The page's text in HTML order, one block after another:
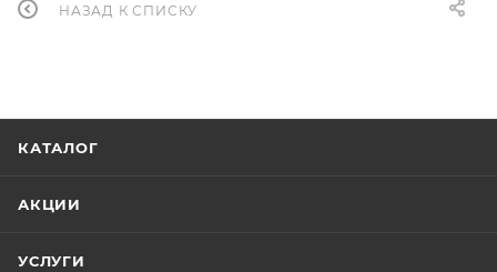
НАЗАД К СПИСКУ
КАТАЛОГ
АКЦИИ
УСЛУГИ